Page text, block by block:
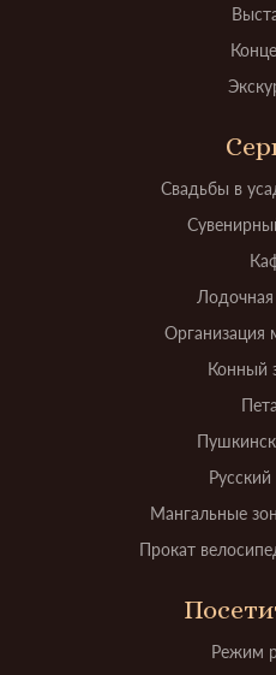
Свадьбы в
Лодочная
Организация
Конный
Русский
Мангальные
Прокат
Режим